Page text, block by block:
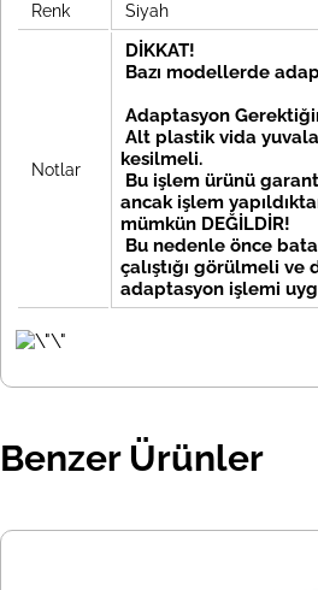
Renk Siyah
Notlar
DİKKAT!
Bazı modellerde
Adaptasyon
Alt plastik vida
kesilmeli.
Bu işlem ürünü
ancak işlem
mümkün DEĞİLDİR!
Bu nedenle önce
çalıştığı görülmeli ve
adaptasyon işlemi
Benzer Ürünler